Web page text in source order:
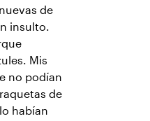
de
insulto.
Mis
no podían
de
habían